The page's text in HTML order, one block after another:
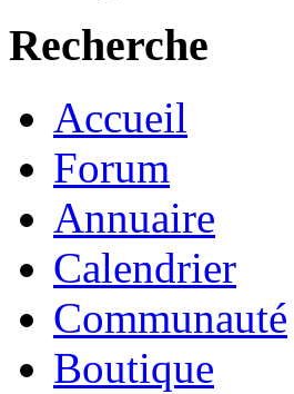
Recherche
Accueil
Forum
Annuaire
Calendrier
Communauté
Boutique